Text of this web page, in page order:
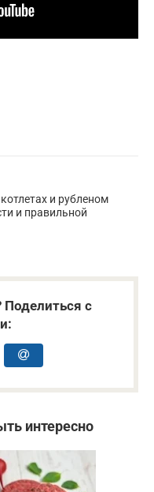
и рубленом
и правильной
Поделиться с
интересно